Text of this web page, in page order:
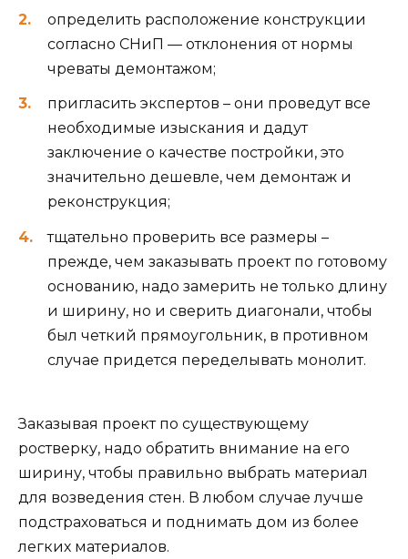
определить расположение конструкции
согласно СНиП — отклонения от нормы
чреваты демонтажом;
пригласить экспертов – они проведут все
необходимые изыскания и дадут
заключение о качестве постройки, это
значительно дешевле, чем демонтаж и
реконструкция;
тщательно проверить все размеры –
прежде, чем заказывать проект по готовому
основанию, надо замерить не только длину
и ширину, но и сверить диагонали, чтобы
был четкий прямоугольник, в противном
случае придется переделывать монолит.
Заказывая проект по существующему
ростверку, надо обратить внимание на его
ширину, чтобы правильно выбрать материал
для возведения стен. В любом случае лучше
подстраховаться и поднимать дом из более
легких материалов.